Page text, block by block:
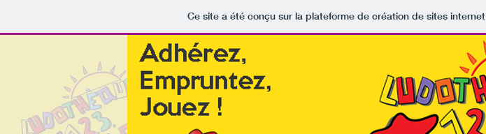
Ce site a été conçu sur la plateforme de création de sites internet